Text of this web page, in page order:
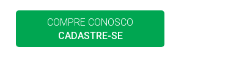
COMPRE CONOSCO
CADASTRE-SE